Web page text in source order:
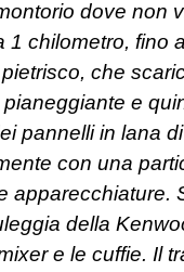
dove non
1 chilometro,
che
e
pannelli in lana
con una
apparecchiature.
della
e le cuffie. Il